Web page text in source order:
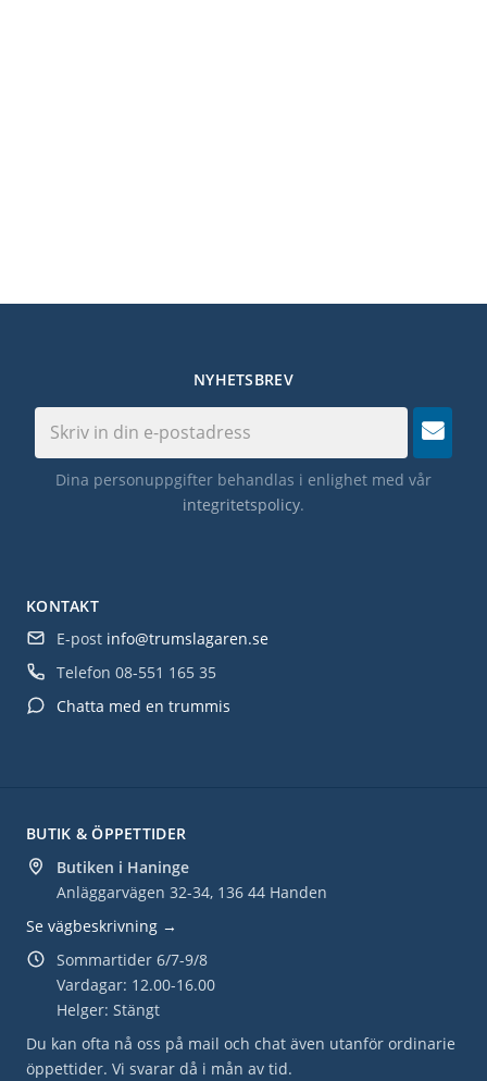
BUTIK & ÖPPETTIDER
Butiken i Haninge
Anläggarvägen 32-34, 136 44 Handen
Se vägbeskrivning →
Sommartider 6/7-9/8
Vardagar: 12.00-16.00
Helger: Stängt
Du kan ofta nå oss på mail och chat även utanför ordinarie
öppettider. Vi svarar då i mån av tid.
KONTAKT
E-post info@trumslagaren.se
Telefon 08-551 165 35
Chatta med en trummis
NYHETSBREV
Dina personuppgifter behandlas i enlighet med vår
integritetspolicy.